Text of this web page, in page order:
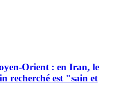
Orient : en Iran, le
recherché est "sain et